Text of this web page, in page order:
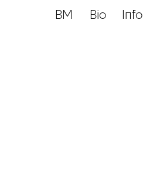
BM Bio Info